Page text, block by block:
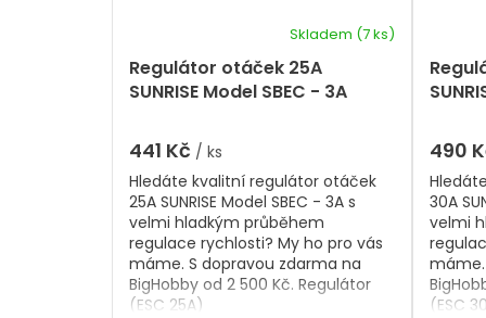
Regulátor otáček 25A
SUNRISE Model SBEC - 3A
Skladem (7 ks)
441 Kč / ks
Hledáte kvalitní regulátor otáček
25A SUNRISE Model SBEC - 3A s
velmi hladkým průběhem
regulace rychlosti? My ho pro vás
máme. S dopravou zdarma na
BigHobby od 2 500 Kč. Regulátor
(ESC 25A)
490
30A
velmi
(ESC